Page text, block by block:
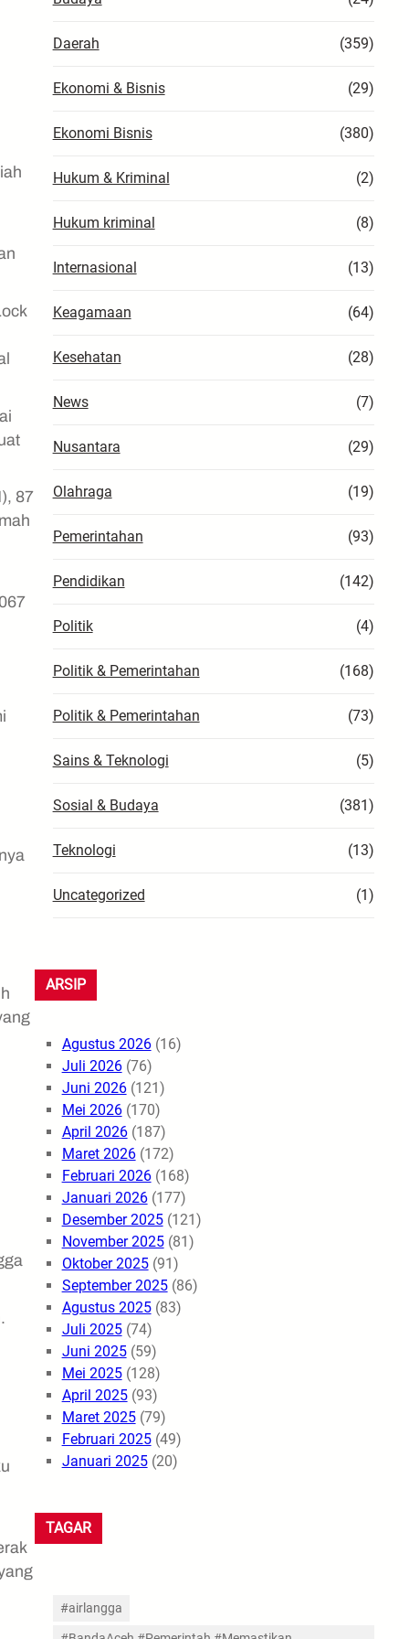
87
Daerah (359)
Ekonomi & Bisnis (29)
Ekonomi Bisnis (380)
Hukum & Kriminal (2)
Hukum kriminal (8)
Internasional (13)
Keagamaan (64)
Kesehatan (28)
News (7)
Nusantara (29)
Olahraga (19)
Pemerintahan (93)
Pendidikan (142)
Politik (4)
Politik & Pemerintahan (168)
Politik & Pemerintahan (73)
Sains & Teknologi (5)
Sosial & Budaya (381)
Teknologi (13)
Uncategorized (1)
ARSIP
Agustus 2026(16)
Juli 2026(76)
Juni 2026(121)
Mei 2026(170)
April 2026(187)
Maret 2026(172)
Februari 2026(168)
Januari 2026(177)
Desember 2025(121)
November 2025(81)
Oktober 2025(91)
September 2025(86)
Agustus 2025(83)
Juli 2025(74)
Juni 2025(59)
Mei 2025(128)
April 2025(93)
Maret 2025(79)
Februari 2025(49)
Januari 2025(20)
TAGAR
#airlangga